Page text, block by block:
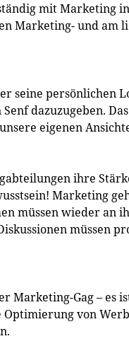
mit Marketing
Marketing- und am
seine persönlichen
dazuzugeben.
eigenen
ihre
Marketing
müssen wieder an
müssen
Marketing-Gag – es
von